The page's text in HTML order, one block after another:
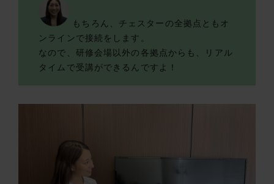
もちろん、チェスターの全拠点ともオ
ンラインで接続をします。
なので、研修会場以外の各拠点からも、リアル
タイムで受講ができるんですよ！